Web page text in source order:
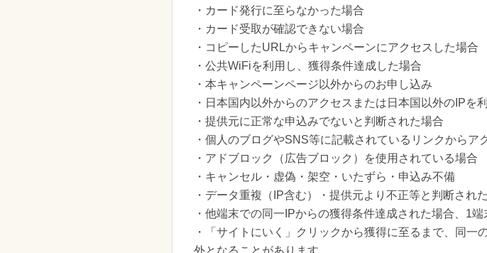
・カード発行に至らなかった場合
・カード受取が確認できない場合
・コピーしたURLからキャンペーンにアクセスした場合
・公共WiFiを利用し、獲得条件達成した場合
・本キャンペーンページ以外からのお申し込み
・日本国内以外からのアクセスまたは日本国以外のIPを
・提供元に正常な申込みでないと判断された場合
・個人のブログやSNS等に記載されているリンクからア
・アドブロック（広告ブロック）を使用されている場合
・キャンセル・虚偽・架空・いたずら・申込み不備
・データ重複（IP含む）・提供元より不正等と判断され
・他端末での同一IPからの獲得条件達成された場合、1端
・「サイトにいく」クリックから獲得に至るまで、同
外となることがあります。